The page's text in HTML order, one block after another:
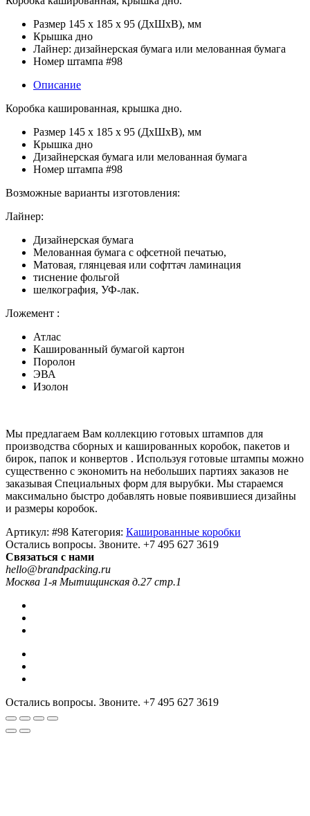
Размер 145 х 185 х 95 (ДхШхВ), мм
Крышка дно
Лайнер: дизайнерская бумага или мелованная бумага
Номер штампа #98
Описание
Коробка кашированная, крышка дно.
Размер 145 х 185 х 95 (ДхШхВ), мм
Крышка дно
Дизайнерская бумага или мелованная бумага
Номер штампа #98
Возможные варианты изготовления:
Лайнер:
Дизайнерская бумага
Мелованная бумага с офсетной печатью,
Матовая, глянцевая или софттач ламинация
тиснение фольгой
шелкография, УФ-лак.
Ложемент :
Атлас
Кашированный бумагой картон
Поролон
ЭВА
Изолон
Мы предлагаем Вам коллекцию готовых штампов для
производства сборных и кашированных коробок, пакетов и
бирок, папок и конвертов . Используя готовые штампы можно
существенно с экономить на небольших партиях заказов не
заказывая Специальных форм для вырубки. Мы стараемся
максимально быстро добавлять новые появившиеся дизайны
и размеры коробок.
Артикул: #98 Категория: Кашированные коробки
Остались вопросы. Звоните. +7 495 627 3619
Связаться с нами
hello@brandpacking.ru
Москва 1-я Мытищинская д.27 стр.1
Остались вопросы. Звоните. +7 495 627 3619